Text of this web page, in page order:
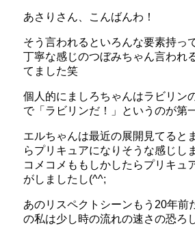
あさりさん、こんばんわ！
そう言われるといろんな要素持っ
丁寧な感じのつぼみちゃん言われ
てました笑
個人的にましろちゃんはラビリン
で「ラビリンだ！」というのが第
エルちゃんは最近の展開見てると
らプリキュアになりそうな感じし
コメコメももしかしたらプリキュ
がしましたし(^^;
あのリスペクトシーンもう20年前
の私は少し時の流れの速さの恐ろ